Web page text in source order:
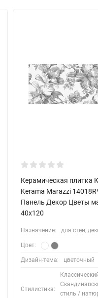
Керамическая плитка
Kerama Marazzi
Панель Декор Цветы
40x120
Назначение: для стен,
Цвет:
Дизайн-тема: цветочный
Стилистика:
стиль /